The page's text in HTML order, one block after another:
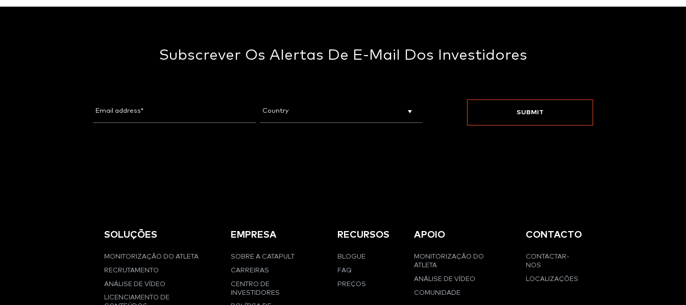
Subscrever Os Alertas De E-Mail Dos Investidores
SOLUÇÕES
MONITORIZAÇÃO DO ATLETA
RECRUTAMENTO
ANÁLISE DE VÍDEO
LICENCIAMENTO DE
EMPRESA
SOBRE A CATAPULT
CARREIRAS
CENTRO DE
INVESTIDORES
RECURSOS
BLOGUE
FAQ
PREÇOS
APOIO
MONITORIZAÇÃO DO
ATLETA
ANÁLISE DE VÍDEO
COMUNIDADE
CONTACTO
CONTACTAR-
NOS
LOCALIZAÇÕES